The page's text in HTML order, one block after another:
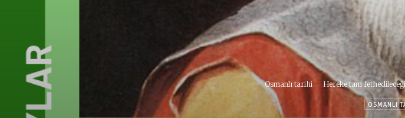
Osmanlı tarihi Hereke tam
OSMANLI